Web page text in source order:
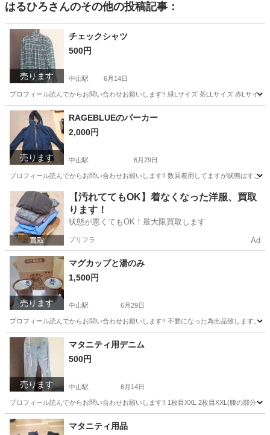
はるひろさんのその他の投稿記事：
売ります
チェックシャツ
500円
中山駅 6月14日
プロフィール読んでからお問い合わせお願いします!! 緑Lサイズ 茶LLサイズ 赤Lサイ
神奈川 横浜市 シャツ
売ります
RAGEBLUEのパーカー
2,000円
中山駅 6月29日
プロフィール読んでからお問い合わせお願いします!! 数回着用してますが状態はすご
神奈川 横浜市 中山駅 パーカー ネイビー
【汚れててもOK】着なくなった洋服、買取
ります！
状態が悪くてもOK！最大限買取します
プリフラ Ad
売ります
マグカップと湯のみ
1,500円
中山駅 6月29日
プロフィール読んでからお問い合わせお願いします!! 不要になった為出品致します。
神奈川 横浜市 食器
売ります
マタニティ用デニム
500円
中山駅 6月14日
プロフィール読んでからお問い合わせお願いします!! 1枚目XXL 2枚目XXL(腰の部分
神奈川 横浜市 マタニティ用品
マタニティ用品